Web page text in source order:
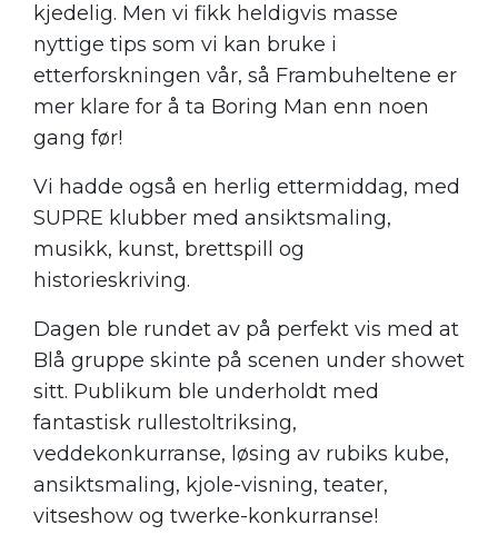
kjedelig. Men vi fikk heldigvis masse
nyttige tips som vi kan bruke i
etterforskningen vår, så Frambuheltene er
mer klare for å ta Boring Man enn noen
gang før!
Vi hadde også en herlig ettermiddag, med
SUPRE klubber med ansiktsmaling,
musikk, kunst, brettspill og
historieskriving.
Dagen ble rundet av på perfekt vis med at
Blå gruppe skinte på scenen under showet
sitt. Publikum ble underholdt med
fantastisk rullestoltriksing,
veddekonkurranse, løsing av rubiks kube,
ansiktsmaling, kjole-visning, teater,
vitseshow og twerke-konkurranse!